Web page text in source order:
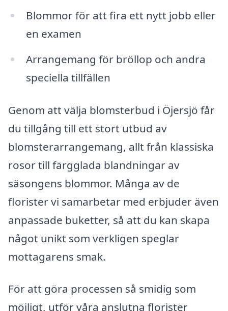
Blommor för att fira ett nytt jobb eller
en examen
Arrangemang för bröllop och andra
speciella tillfällen
Genom att välja blomsterbud i Öjersjö får
du tillgång till ett stort utbud av
blomsterarrangemang, allt från klassiska
rosor till färgglada blandningar av
säsongens blommor. Många av de
florister vi samarbetar med erbjuder även
anpassade buketter, så att du kan skapa
något unikt som verkligen speglar
mottagarens smak.
För att göra processen så smidig som
möjligt, utför våra anslutna florister